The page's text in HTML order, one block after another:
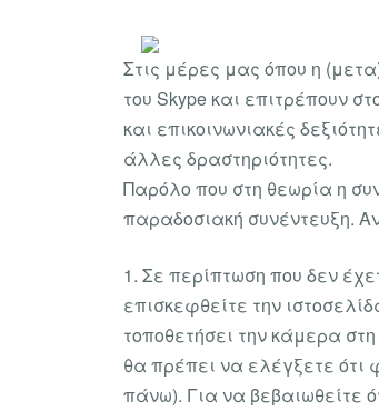
Στις μέρες μας όπου η
του Skype και επιτρέπουν
και επικοινωνιακές
άλλες δραστηριότητες.
Παρόλο που στη θεωρία η
παραδοσιακή συνέντευξη.
1. Σε περίπτωση που δεν
επισκεφθείτε την
τοποθετήσει την κάμερα
θα πρέπει να ελέγξετε ότι
πάνω). Για να βεβαιωθείτε